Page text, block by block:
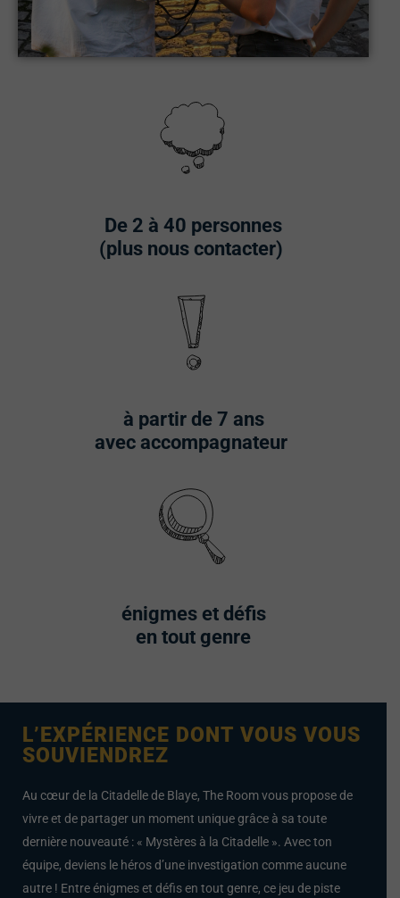
De 2 à 40 personnes
(plus nous contacter)
à partir de 7 ans
avec accompagnateur
énigmes et défis
en tout genre
L’EXPÉRIENCE DONT VOUS VOUS
SOUVIENDREZ
Au cœur de la Citadelle de Blaye, The Room vous propose de
vivre et de partager un moment unique grâce à sa toute
dernière nouveauté : « Mystères à la Citadelle ». Avec ton
équipe, deviens le héros d’une investigation comme aucune
autre ! Entre énigmes et défis en tout genre, ce jeu de piste